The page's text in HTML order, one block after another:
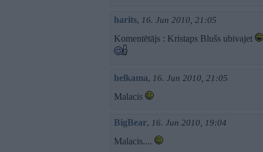
harits, 16. Jun 2010, 21:05
Komentētājs : Kristaps Blušs ubivajet
helkama, 16. Jun 2010, 21:05
Malacis
BigBear, 16. Jun 2010, 19:04
Malacis....